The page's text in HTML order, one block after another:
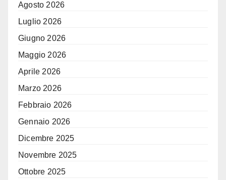
Agosto 2026
Luglio 2026
Giugno 2026
Maggio 2026
Aprile 2026
Marzo 2026
Febbraio 2026
Gennaio 2026
Dicembre 2025
Novembre 2025
Ottobre 2025